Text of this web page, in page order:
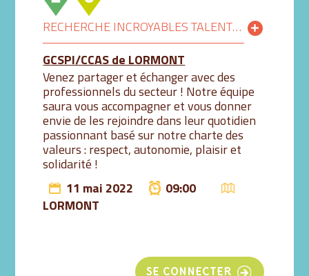
RECHERCHE INCROYABLES TALENTS POUR ACCOMPAGNER NOS AÎNÉS LORMONTAIS !
GCSPI/CCAS de LORMONT
Venez partager et échanger avec des
professionnels du secteur ! Notre équipe
saura vous accompagner et vous donner
envie de les rejoindre dans leur quotidien
passionnant basé sur notre charte des
valeurs : respect, autonomie, plaisir et
solidarité !
11 mai 2022
09:00
LORMONT
SE CONNECTER